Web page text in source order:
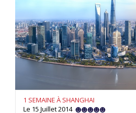
1 SEMAINE À SHANGHAI
Le 15 Juillet 2014